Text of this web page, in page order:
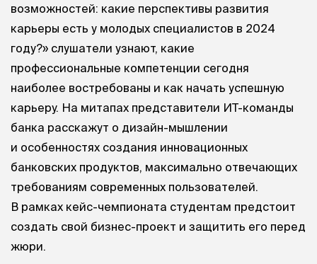
возможностей: какие перспективы развития
карьеры есть у молодых специалистов в 2024
году?» слушатели узнают, какие
профессиональные компетенции сегодня
наиболее востребованы и как начать успешную
карьеру. На митапах представители ИТ-команды
банка расскажут о дизайн-мышлении
и особенностях создания инновационных
банковских продуктов, максимально отвечающих
требованиям современных пользователей.
В рамках кейс-чемпионата студентам предстоит
создать свой бизнес-проект и защитить его перед
жюри.